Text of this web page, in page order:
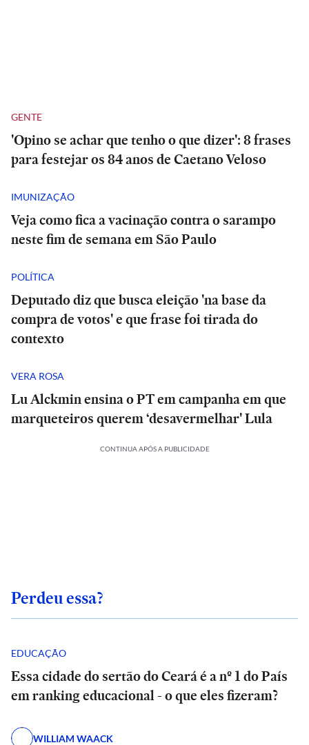
GENTE
'Opino se achar que tenho o que dizer': 8 frases
para festejar os 84 anos de Caetano Veloso
IMUNIZAÇÃO
Veja como fica a vacinação contra o sarampo
neste fim de semana em São Paulo
POLÍTICA
Deputado diz que busca eleição 'na base da
compra de votos' e que frase foi tirada do
contexto
VERA ROSA
Lu Alckmin ensina o PT em campanha em que
marqueteiros querem ‘desavermelhar' Lula
CONTINUA APÓS A PUBLICIDADE
Perdeu essa?
EDUCAÇÃO
Essa cidade do sertão do Ceará é a nº 1 do País
em ranking educacional - o que eles fizeram?
WILLIAM WAACK